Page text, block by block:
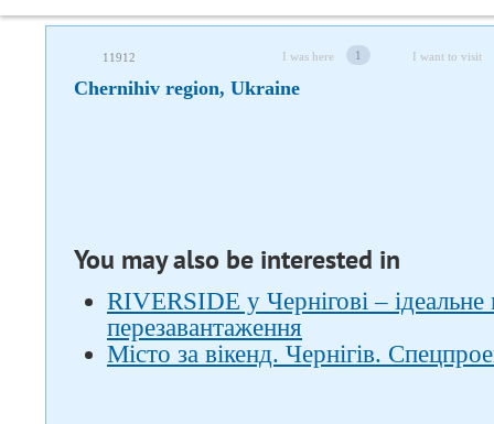
11912 I was here 1 I want to visit
Chernihiv region, Ukraine
You may also be interested in
RIVERSIDE у Чернігові – ідеальне
перезавантаження
Місто за вікенд. Чернігів.
Follow us on social networks